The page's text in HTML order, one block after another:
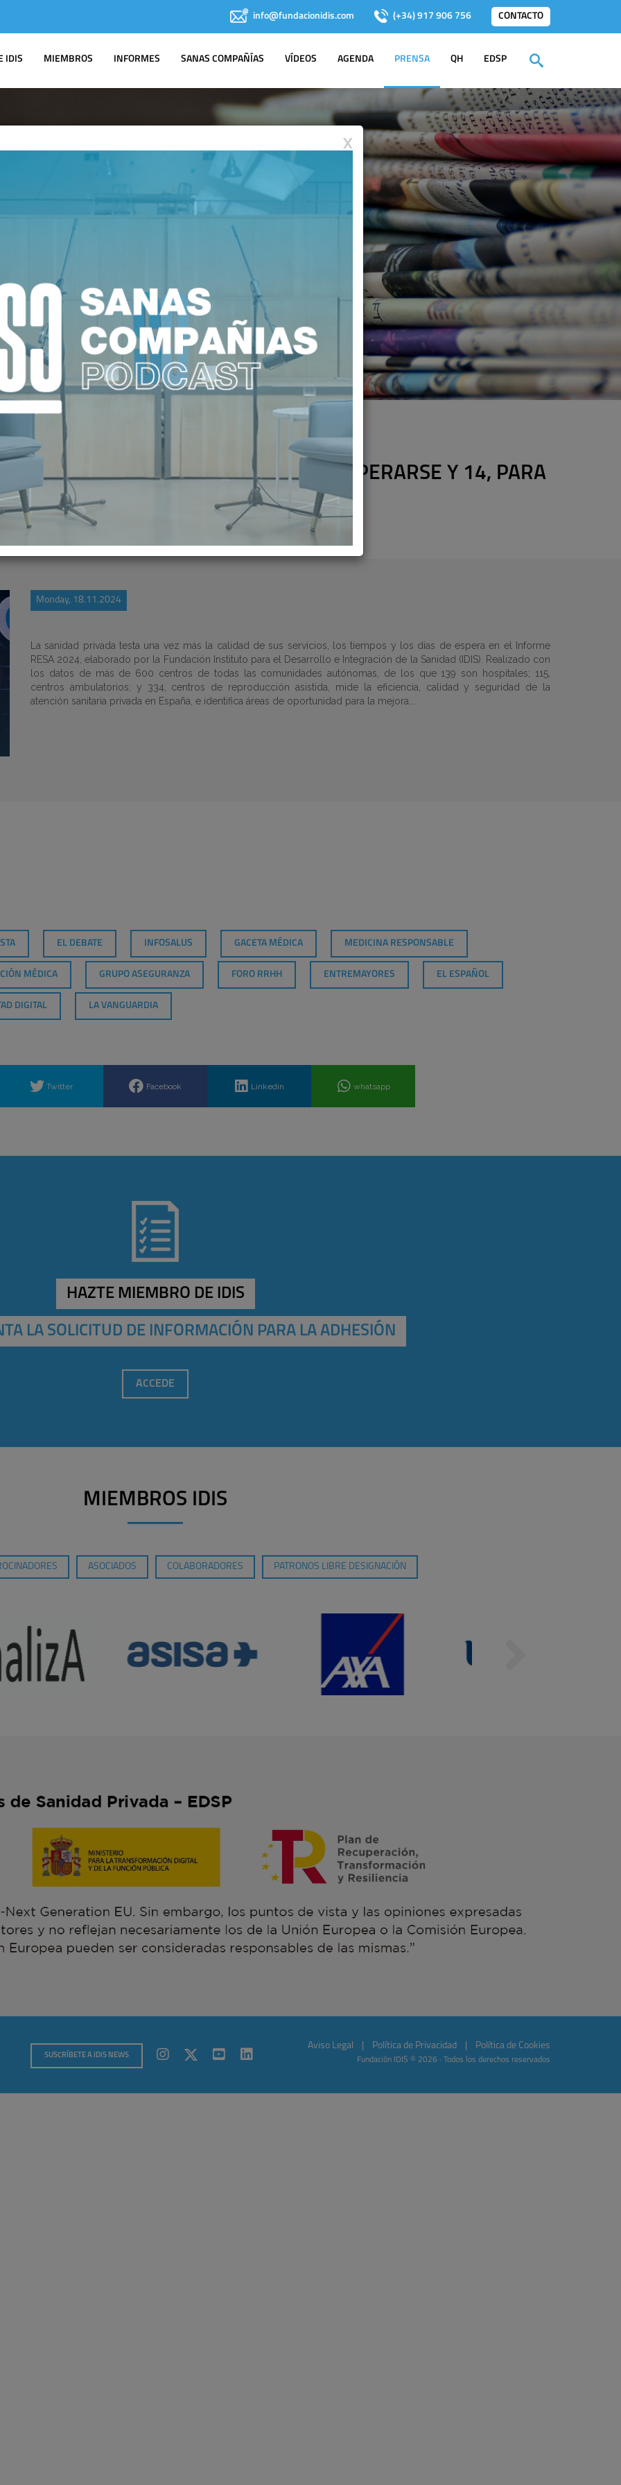
info@fundacionidis.com (+34) 917 906 756 CONTACTO
IDIS MIEMBROS INFORMES SANAS COMPAÑÍAS VÍDEOS AGENDA PRENSA QH EDSP
IDIS EN LOS MEDIOS
SIGUE EN DESCENSO: 24 DÍAS PARA OPERARSE Y 14, PARA
CONSULTA CON EL ESPECIALISTA
Monday, 18.11.2024
La sanidad privada testa una vez más la calidad de sus servicios, los tiempos y los días de espera en el
Informe
RESA 2024 , elaborado por la Fundación Instituto para el Desarrollo e Integración de la Sanidad (IDIS) . Realizado con
los datos de más de 600 centros de todas las comunidades autónomas, de los que 139 son hospitales; 115,
centros ambulatorios; y 334, centros de reproducción asistida, mide la eficiencia, calidad y seguridad de la
atención sanitaria privada en España, e identifica áreas de oportunidad para la mejora...
EL DEBATE INFOSALUS GACETA MÉDICA MEDICINA RESPONSABLE
MÉDICA GRUPO ASEGURANZA FORO RRHH ENTREMAYORES EL ESPAÑOL
DIGITAL LA VANGUARDIA
Twitter Facebook Linkedin whatsapp
HAZTE MIEMBRO DE IDIS
LA SOLICITUD DE INFORMACIÓN PARA LA ADHESIÓN
ACCEDE
MIEMBROS IDIS
ASOCIADOS COLABORADORES PATRONOS LIBRE DESIGNACIÓN
SUSCRÍBETE A IDIS NEWS
Aviso Legal Política de Privacidad Política de Cookies
Fundación IDIS © 2026 · Todos los derechos reservados
X